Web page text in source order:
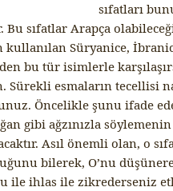
sıfatları
Bu sıfatlar Arapça
kullanılan Süryanice,
bu tür isimlerle
Sürekli esmaların tecellisi
Öncelikle şunu ifade
gibi ağzınızla
Asıl önemli olan, o
bilerek, O’nu
ile ihlas ile zikrederseniz